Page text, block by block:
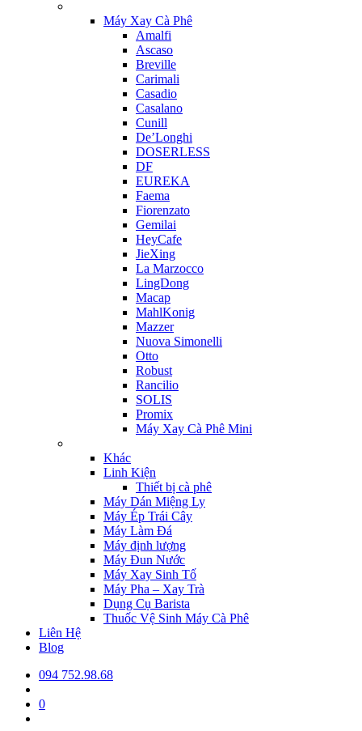
Máy Xay Cà Phê
Amalfi
Ascaso
Breville
Carimali
Casadio
Casalano
Cunill
De’Longhi
DOSERLESS
DF
EUREKA
Faema
Fiorenzato
Gemilai
HeyCafe
JieXing
La Marzocco
LingDong
Macap
MahlKonig
Mazzer
Nuova Simonelli
Otto
Robust
Rancilio
SOLIS
Promix
Máy Xay Cà Phê Mini
Khác
Linh Kiện
Thiết bị cà phê
Máy Dán Miệng Ly
Máy Ép Trái Cây
Máy Làm Đá
Máy định lượng
Máy Đun Nước
Máy Xay Sinh Tố
Máy Pha – Xay Trà
Dụng Cụ Barista
Thuốc Vệ Sinh Máy Cà Phê
Liên Hệ
Blog
094 752.98.68
0